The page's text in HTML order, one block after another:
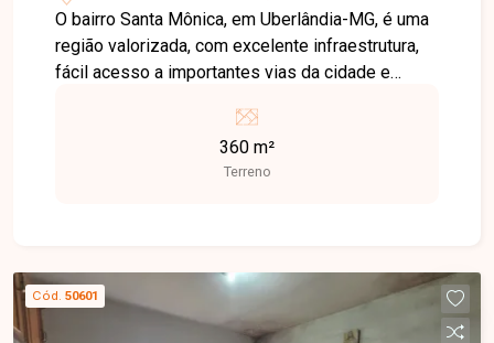
O bairro Santa Mônica, em Uberlândia-MG, é uma
região valorizada, com excelente infraestrutura,
fácil acesso a importantes vias da cidade e
com 360 m², totalmente plano, murado e pronto
informações e agende uma visita para conhecer
360 m²
Terreno
Cód. 50601